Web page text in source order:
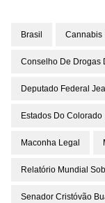
Brasil Cannabis
Conselho De Drogas
Deputado Federal
Estados Do Colorado
Maconha Legal
Relatório Mundial
Senador Cristóvão